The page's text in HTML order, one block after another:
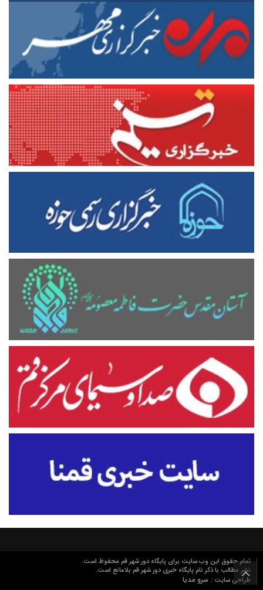
تمام حقوق این وب سایت برای پایگاه دور شهر قم محفوظ است.
نشر مطالب با ذکر نام پایگاه خبری دور شهر قم بلامانع است.
طراحی سایت : سرو مدیا